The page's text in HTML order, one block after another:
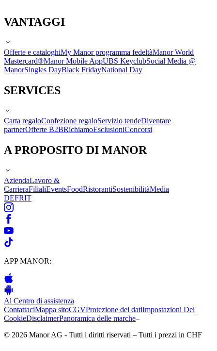
VANTAGGI
Offerte e cataloghiMy Manor programma fedeltàManor World
Mastercard®Manor Mobile AppUBS KeyclubSocial Media @
ManorSingles DayBlack FridayNational Day
SERVICES
Carta regaloConfezione regaloServizio tendeDiventare
partnerOfferte B2BRichiamoEsclusioniConcorsi
A PROPOSITO DI MANOR
AziendaLavoro &
CarrieraFilialiEventsFoodRistorantiSostenibilitàMedia
DEFRIT
APP MANOR:
Al Centro di assistenza
ContattaciMappa sitoCGVProtezione dei datiImpostazioni Dei
CookieDisclaimerPanoramica delle marche–
© 2026 Manor AG - Tutti i diritti riservati – Tutti i prezzi in CHF